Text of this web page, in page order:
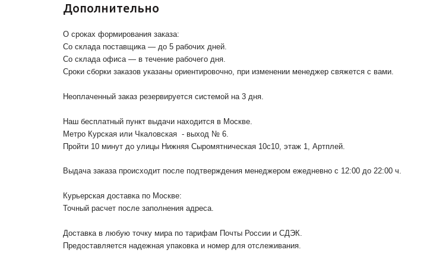
Дополнительно
О сроках формирования заказа:
Со склада поставщика — до 5 рабочих дней.
Со склада офиса — в течение рабочего дня.
Сроки сборки заказов указаны ориентировочно, при изменении менеджер свяжется с вами.
Неоплаченный заказ резервируется системой на 3 дня.
Наш бесплатный пункт выдачи находится в Москве.
Метро Курская или Чкаловская - выход № 6.
Пройти 10 минут до улицы Нижняя Сыромятническая 10с10 , этаж 1, Артплей.
Выдача заказа происходит после подтверждения менеджером ежедневно с 12:00 до 22:00 ч.
Курьерская доставка по Москве:
Точный расчет после заполнения адреса.
Доставка в любую точку мира по тарифам Почты России и СДЭК.
Предоставляется надежная упаковка и номер для отслеживания.